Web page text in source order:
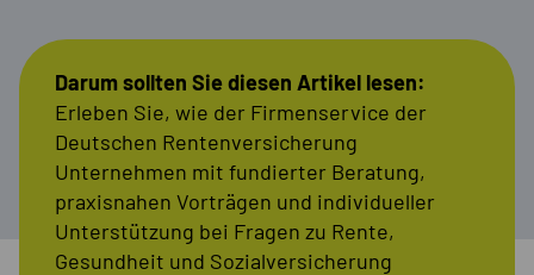
Darum sollten Sie diesen Artikel lesen:
Erleben Sie, wie der Firmenservice der
Deutschen Rentenversicherung
Unternehmen mit fundierter Beratung,
praxisnahen Vorträgen und individueller
Unterstützung bei Fragen zu Rente,
Gesundheit und Sozialversicherung